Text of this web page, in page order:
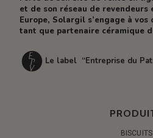
et de son réseau de revendeurs
Europe, Solargil s’engage à vos
tant que partenaire céramique
Le label “Entreprise du
BISCUITS